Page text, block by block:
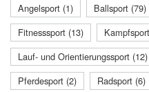
Angelsport (1) Ballsport (79)
Fitnesssport (13)
Lauf- und Orientierungssport (12)
Pferdesport (2)
Radsport (6)